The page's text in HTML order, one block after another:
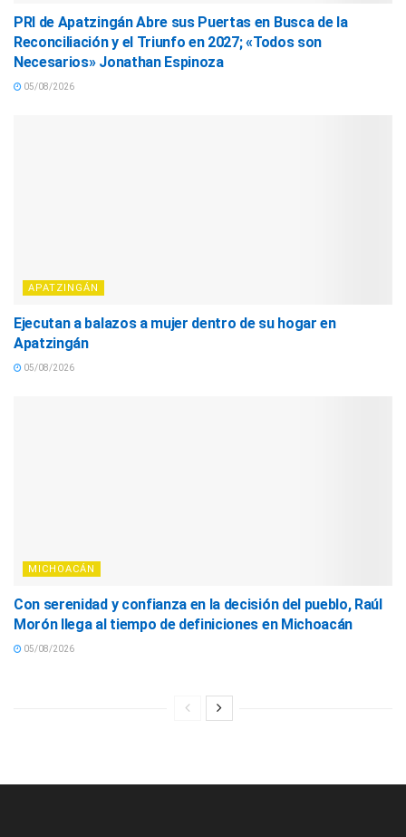
PRI de Apatzingán Abre sus Puertas en Busca de la
Reconciliación y el Triunfo en 2027; «Todos son
Necesarios» Jonathan Espinoza
05/08/2026
APATZINGÁN
Ejecutan a balazos a mujer dentro de su hogar en
Apatzingán
05/08/2026
MICHOACÁN
Con serenidad y confianza en la decisión del pueblo, Raúl
Morón llega al tiempo de definiciones en Michoacán
05/08/2026